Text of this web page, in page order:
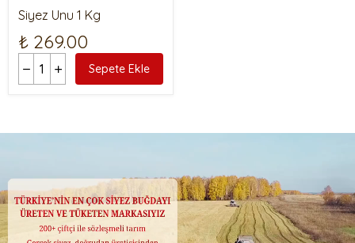
Siyez Unu 1 Kg
₺ 269.00
Sepete Ekle